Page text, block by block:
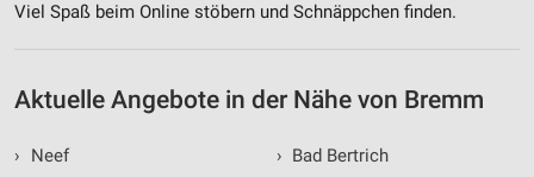
Viel Spaß beim Online stöbern und Schnäppchen finden.
Aktuelle Angebote in der Nähe von Bremm
›
Neef
› Bad Bertrich
Erstellung von Profilen zur Personalisierung
Verwendung von Profilen zur Auswahl
personalisierter Inhalte
Messung der Werbeleistung